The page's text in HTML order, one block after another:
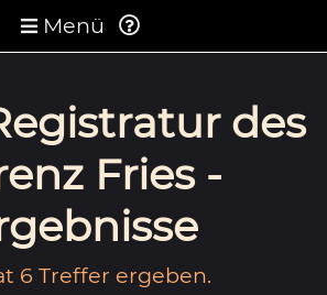
Menü
des
Fries -
6 Treffer ergeben.